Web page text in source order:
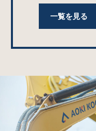
一覧を見る